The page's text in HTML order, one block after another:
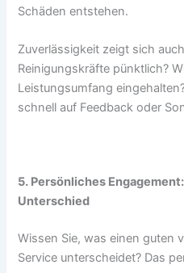
Schäden entstehen.
Zuverlässigkeit zeigt sich
Reinigungskräfte pünktlich?
Leistungsumfang
schnell auf Feedback oder
5. Persönliches
Unterschied
Wissen Sie, was einen guten
Service unterscheidet? Das